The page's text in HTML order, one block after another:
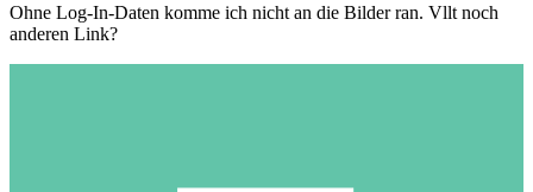
Ohne Log-In-Daten komme ich nicht an die Bilder ran. Vllt noch
anderen Link?